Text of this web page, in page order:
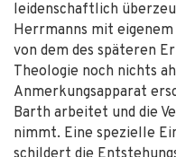
leidenschaftlich
Herrmanns mit
von dem des späteren
Theologie noch nichts
Anmerkungsapparat
Barth arbeitet und die
nimmt. Eine spezielle